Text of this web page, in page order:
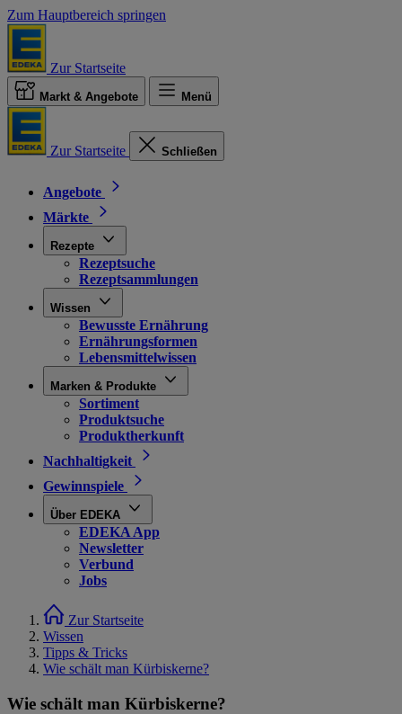
Zum Hauptbereich springen
Zur Startseite
Markt & Angebote Menü
Zur Startseite Schließen
Angebote
Märkte
Rezepte
Rezeptsuche
Rezeptsammlungen
Wissen
Bewusste Ernährung
Ernährungsformen
Lebensmittelwissen
Marken & Produkte
Sortiment
Produktsuche
Produktherkunft
Nachhaltigkeit
Gewinnspiele
Über EDEKA
EDEKA App
Newsletter
Verbund
Jobs
Zur Startseite
Wissen
Tipps & Tricks
Wie schält man Kürbiskerne?
Wie schält man Kürbiskerne?